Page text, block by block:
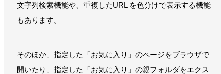
文字列検索機能や、重複したURL を色分けで表示する機能
もあります。
そのほか、指定した「お気に入り」のページをブラウザで
開いたり、指定した「お気に入り」の親フォルダをエクス